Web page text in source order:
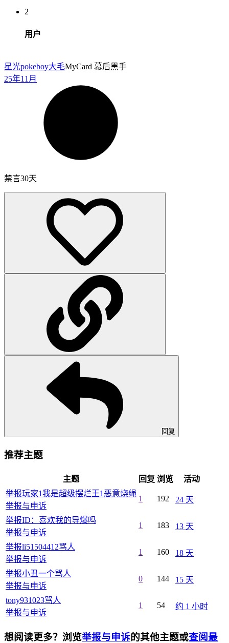
2
用户
星光pokeboy大毛MyCard 幕后黑手
25年11月
禁言30天
回复
推荐主题
主题 回复 浏览
活动
举报玩家1我是超级摆烂王1恶意烧绳
举报与申诉
1 192 24 天
举报ID：喜欢我的导爆吗
举报与申诉
1 183 13 天
举报li51504412骂人
举报与申诉
1 160 18 天
举报小丑一个骂人
举报与申诉
0 144 15 天
tony931023骂人
举报与申诉
1 54 约 1 小时
想阅读更多？浏览举报与申诉的其他主题或查阅最